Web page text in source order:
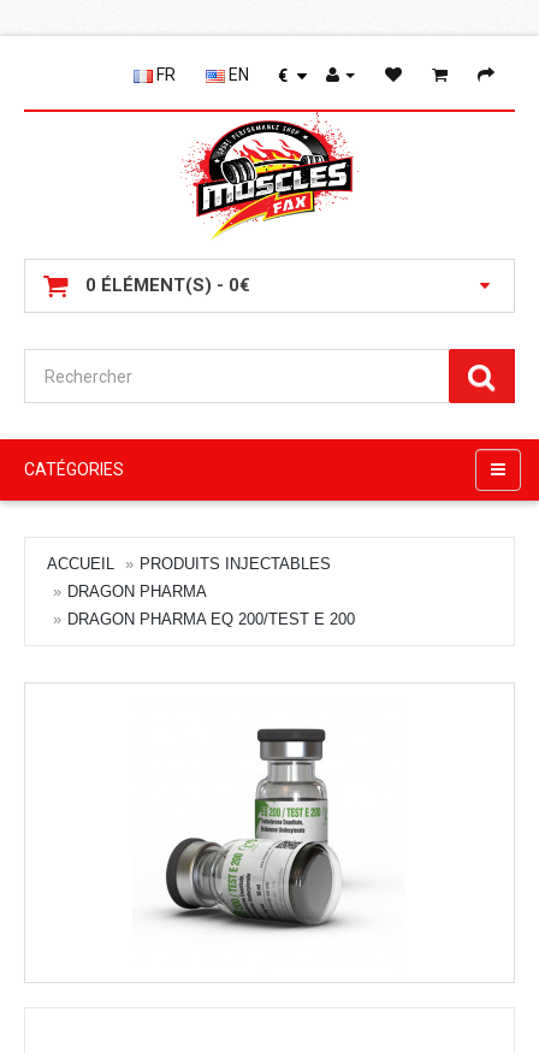
FR EN €
0 ÉLÉMENT(S) - 0€
CATÉGORIES
ACCUEIL
PRODUITS INJECTABLES
DRAGON PHARMA
DRAGON PHARMA EQ 200/TEST E 200